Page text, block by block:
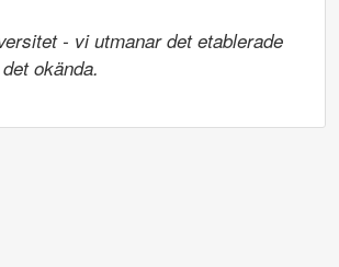
- vi utmanar det etablerade
okända.